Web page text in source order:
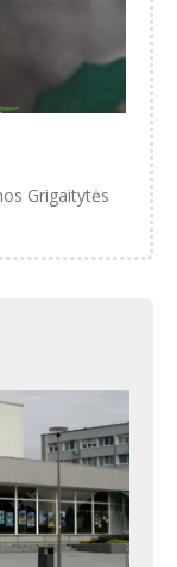
Grigaitytės